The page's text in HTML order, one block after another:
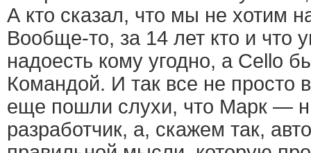
А кто сказал, что мы не хотим
Вообще-то, за 14 лет кто и что
надоесть кому угодно, а Cello
Командой. И так все не просто
еще пошли слухи, что Марк —
разработчик, а, скажем так,